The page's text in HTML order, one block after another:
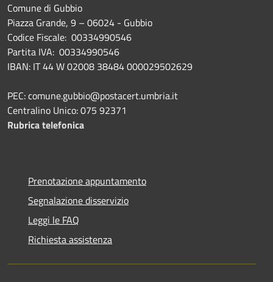
Comune di Gubbio
Piazza Grande, 9 – 06024 - Gubbio
Codice Fiscale: 00334990546
Partita IVA: 00334990546
IBAN: IT 44 W 02008 38484 000029502629
PEC: comune.gubbio@postacert.umbria.it
Centralino Unico: 075 92371
Rubrica telefonica
Prenotazione appuntamento
Segnalazione disservizio
Leggi le FAQ
Richiesta assistenza